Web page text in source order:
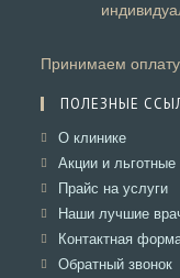
Принимаем оплату
ПОЛЕЗНЫЕ
О клинике
в
вкладке
Акции и
Прайс на услуги
в
Наши лучшие
Контактная
Обратный звонок